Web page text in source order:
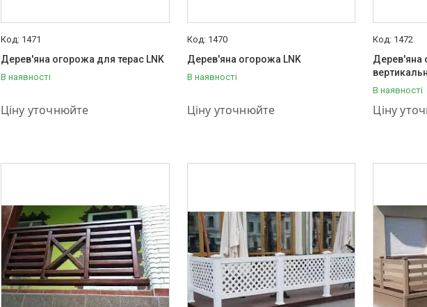
1471
Дерев'яна огорожа для терас LNK
В наявності
Ціну уточнюйте
+380 (95) 001-03-55
1470
Дерев'яна огорожа LNK
В наявності
Ціну уточнюйте
+380 (95) 001-03-55
1472
Дерев'яна
В наявності
Ціну
+380 (95)